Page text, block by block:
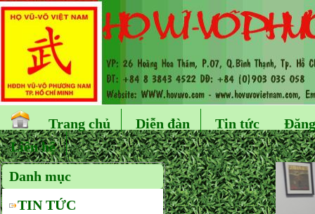
Trang chủ Diễn đàn Tin tức
Liên hệ
Danh mục
TIN TỨC